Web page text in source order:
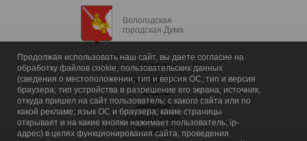
Вологодская
городская Дума
Главная
Общие сведения
Депутаты
Комитеты
График приема
Контакты
Продолжая использовать наш сайт, вы даете согласие на
обработку файлов cookie, пользовательских данных
(сведения о местоположении; тип и версия ОС; тип и версия
браузера; тип устройства и разрешение его экрана; источник,
откуда пришел на сайт пользователь; с какого сайта или по
какой рекламе; язык ОС и браузера; какие страницы
открывает и на какие кнопки нажимает пользователь; ip-
адрес) в целях функционирования сайта, проведения